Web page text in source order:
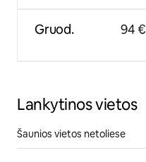
Gruod. 94 €
Lankytinos vietos
Šaunios vietos netoliese